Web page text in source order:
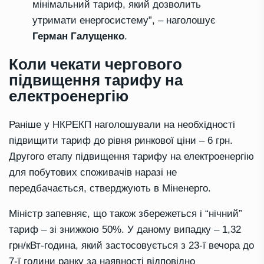
мінімальний тариф, який дозволить
утримати енергосистему”, – наголошує
Герман Галущенко.
Коли чекати чергового
підвищення тарифу на
електроенергію
Раніше у НКРЕКП наголошували на необхідності
підвищити тариф до рівня ринкової ціни – 6 грн.
Другого етапу підвищення тарифу на електроенергію
для побутових споживачів наразі не
передбачається, стверджують в Міненерго.
Міністр запевняє, що також збережеться і “нічний”
тариф – зі знижкою 50%. У даному випадку – 1,32
грн/кВт-година, який застосовується з 23-ї вечора до
7-ї години ранку за наявності відповідно